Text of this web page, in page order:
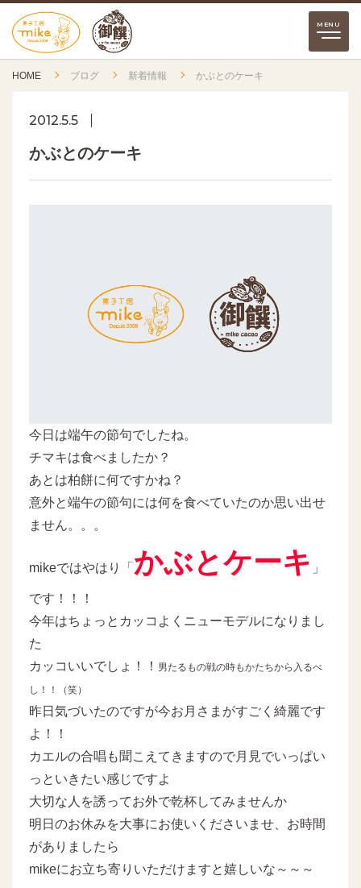
HOME ブログ 新着情報 かぶとのケーキ
2012.5.5
かぶとのケーキ
今日は端午の節句でしたね。
チマキは食べましたか？
あとは柏餅に何ですかね？
意外と端午の節句には何を食べていたのか思い出せ
ません。。。
mikeではやはり「 かぶとケーキ 」
です！！！
今年はちょっとカッコよくニューモデルになりまし
た
カッコいいでしょ！！ 男たるもの戦の時もかたちから入るべ
し！！（笑）
昨日気づいたのですが今お月さまがすごく綺麗です
よ！！
カエルの合唱も聞こえてきますので月見でいっぱい
っといきたい感じですよ
大切な人を誘ってお外で乾杯してみませんか
明日のお休みを大事にお使いくださいませ、お時間
がありましたら
mikeにお立ち寄りいただけますと嬉しいな～～～